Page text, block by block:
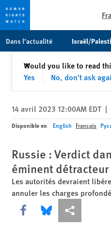
toto
content
Dans l’actualité Israël/
Would you like to read
Yes
No, don't ask
✕Fermer
14 avril 2023 12:00AM EDT |
Disponible en English Français
Russie : Verdict
éminent
Les autorités devraient
annuler les charges
Share this via Facebook
Share this via Bluesky
Share this via